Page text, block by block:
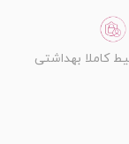
کاملا بهداشتی